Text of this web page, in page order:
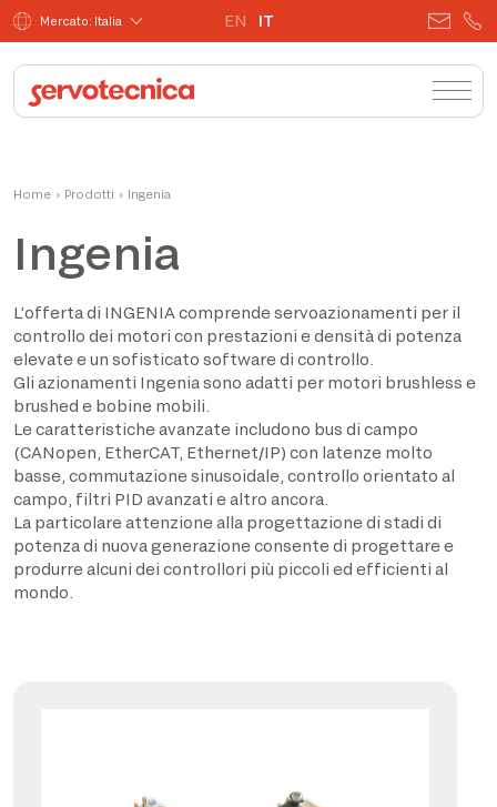
Mercato: Italia EN IT
Home › Prodotti › Ingenia
Ingenia
L’offerta di INGENIA comprende servoazionamenti per il
controllo dei motori con prestazioni e densità di potenza
elevate e un sofisticato software di controllo.
Gli azionamenti Ingenia sono adatti per motori brushless e
brushed e bobine mobili.
Le caratteristiche avanzate includono bus di campo
(CANopen, EtherCAT, Ethernet/IP) con latenze molto
basse, commutazione sinusoidale, controllo orientato al
campo, filtri PID avanzati e altro ancora.
La particolare attenzione alla progettazione di stadi di
potenza di nuova generazione consente di progettare e
produrre alcuni dei controllori più piccoli ed efficienti al
mondo.